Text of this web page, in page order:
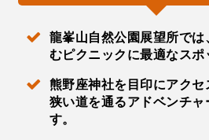
龍峯山自然公園展望所では
むピクニックに最適なスポ
熊野座神社を目印にアクセ
狭い道を通るアドベンチャ
す。